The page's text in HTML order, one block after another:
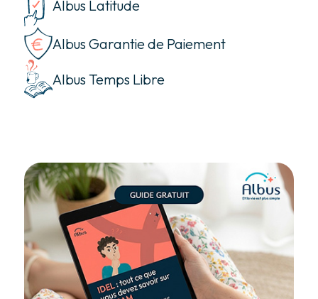
Albus Latitude
Albus Garantie de Paiement
Albus Temps Libre